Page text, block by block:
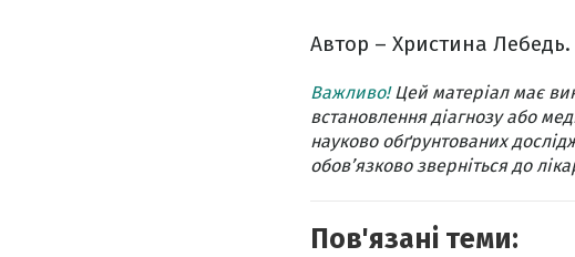
Автор – Христина Лебедь.
Важливо!Цей матеріал має
встановлення діагнозу або
науково обґрунтованих
обов’язково зверніться до
Пов'язані теми: